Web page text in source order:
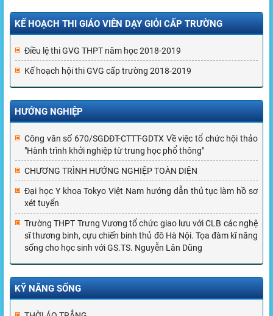
KẾ HOẠCH THI GIÁO VIÊN DẠY GIỎI CẤP TRƯỜNG
Điều lệ thi GVG THPT năm học 2018-2019
Kế hoạch hội thi GVG cấp trường 2018-2019
HƯỚNG NGHIỆP
Công văn số 670/SGDĐT-CTTT-GDTX Về việc tổ chức hội thảo
"Hành trình khởi nghiệp từ trung học phổ thông"
CHƯƠNG TRÌNH HƯỚNG NGHIỆP TOÀN DIỆN
Đại học Y khoa Tokyo Việt Nam hướng dẫn thủ tục làm hồ sơ
xét tuyển
Trường THPT Trưng Vương tổ chức giao lưu với CLB các nghệ
sĩ thương binh, cựu chiến binh thủ đô Hà Nội. Tọa đàm kĩ năng
sống cho học sinh với GS.TS. Nguyễn Lân Dũng
KỸ NĂNG SỐNG